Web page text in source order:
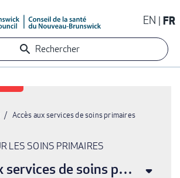
EN FR
Rechercher
Accès aux services de soins primaires
LES SOINS PRIMAIRES
services de soins primaires